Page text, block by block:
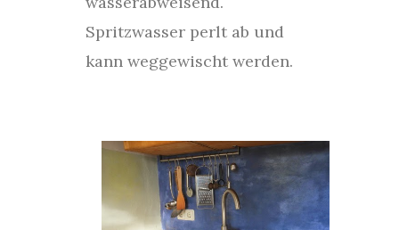
Spritzwasser perlt ab und
kann weggewischt werden.